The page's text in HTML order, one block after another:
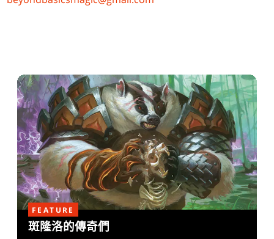
FEATURE
斑隆洛的傳奇們